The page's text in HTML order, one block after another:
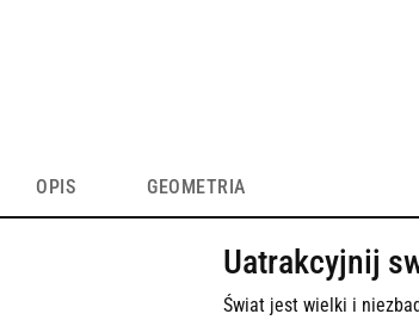
OPIS GEOMETRIA
Uatrakcyjnij
Świat jest wielki i